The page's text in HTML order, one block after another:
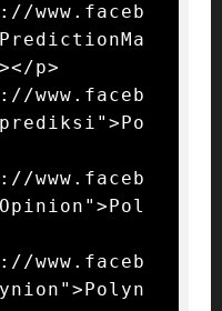
www.faceb
p>
www.faceb
www.faceb
www.faceb